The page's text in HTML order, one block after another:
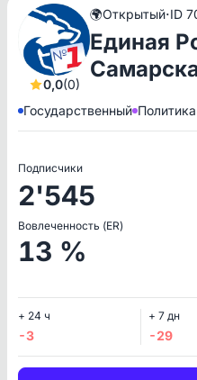
0,0(0)
🌍Открытый·ID
Единая
Государственный Политика
Подписчики
2'545
Вовлеченность (ER)
13 %
+ 24 ч
-3
+ 7 дн
-29